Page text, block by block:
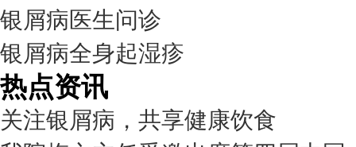
银屑病医生问诊
银屑病全身起湿疹
热点资讯
关注银屑病，共享健康饮食